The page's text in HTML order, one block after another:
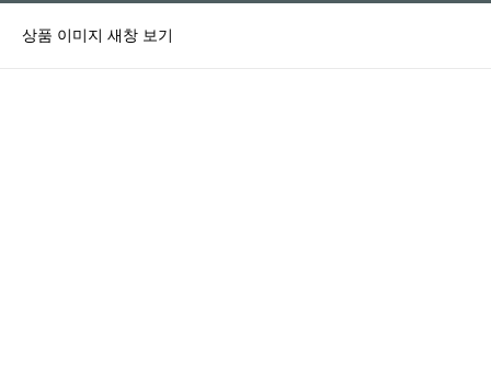
상품 이미지 새창 보기